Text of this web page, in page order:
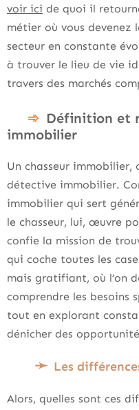
voir ici de quoi il
métier où vous devenez
secteur en constante
à trouver le lieu de vie
travers des marchés
Définition et
immobilier
Un chasseur immobilier,
détective immobilier.
immobilier qui sert
le chasseur, lui, œuvre
confie la mission de
qui coche toutes les
mais gratifiant, où l’on
comprendre les besoins
tout en explorant
dénicher des
Les
Alors, quelles sont ces